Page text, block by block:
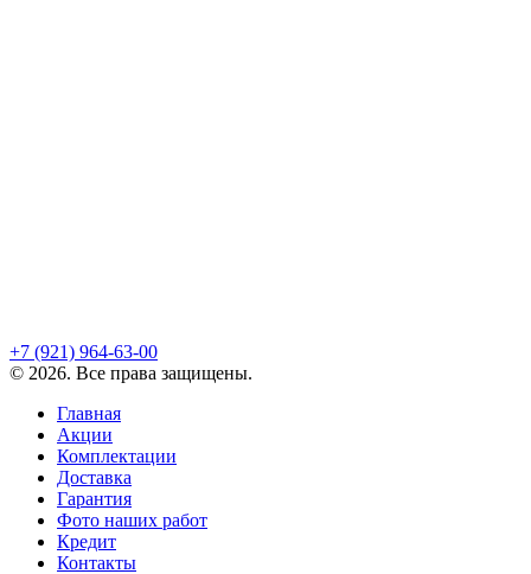
+7 (921) 964-63-00
© 2026. Все права защищены.
Главная
Акции
Комплектации
Доставка
Гарантия
Фото наших работ
Кредит
Контакты